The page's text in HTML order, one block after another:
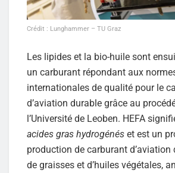
Crédit : Lunghammer – TU Graz
Les lipides et la bio-huile sont
un carburant répondant aux
internationales de qualité pour le
d’aviation durable grâce au
l’Université de Leoben. HEFA
acides gras hydrogénés et est un
production de carburant d’aviation
de graisses et d’huiles végétales,